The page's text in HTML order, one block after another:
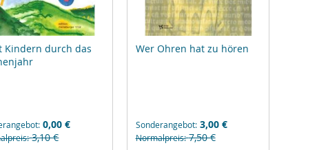
Kindern durch das
0,00 €
3,10 €
Wer Ohren hat zu hören
Sonderangebot 3,00 €
Normalpreis 7,50 €